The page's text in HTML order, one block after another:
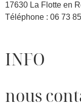
17630 La Flotte en
Téléphone : 06 73
INFO
nous